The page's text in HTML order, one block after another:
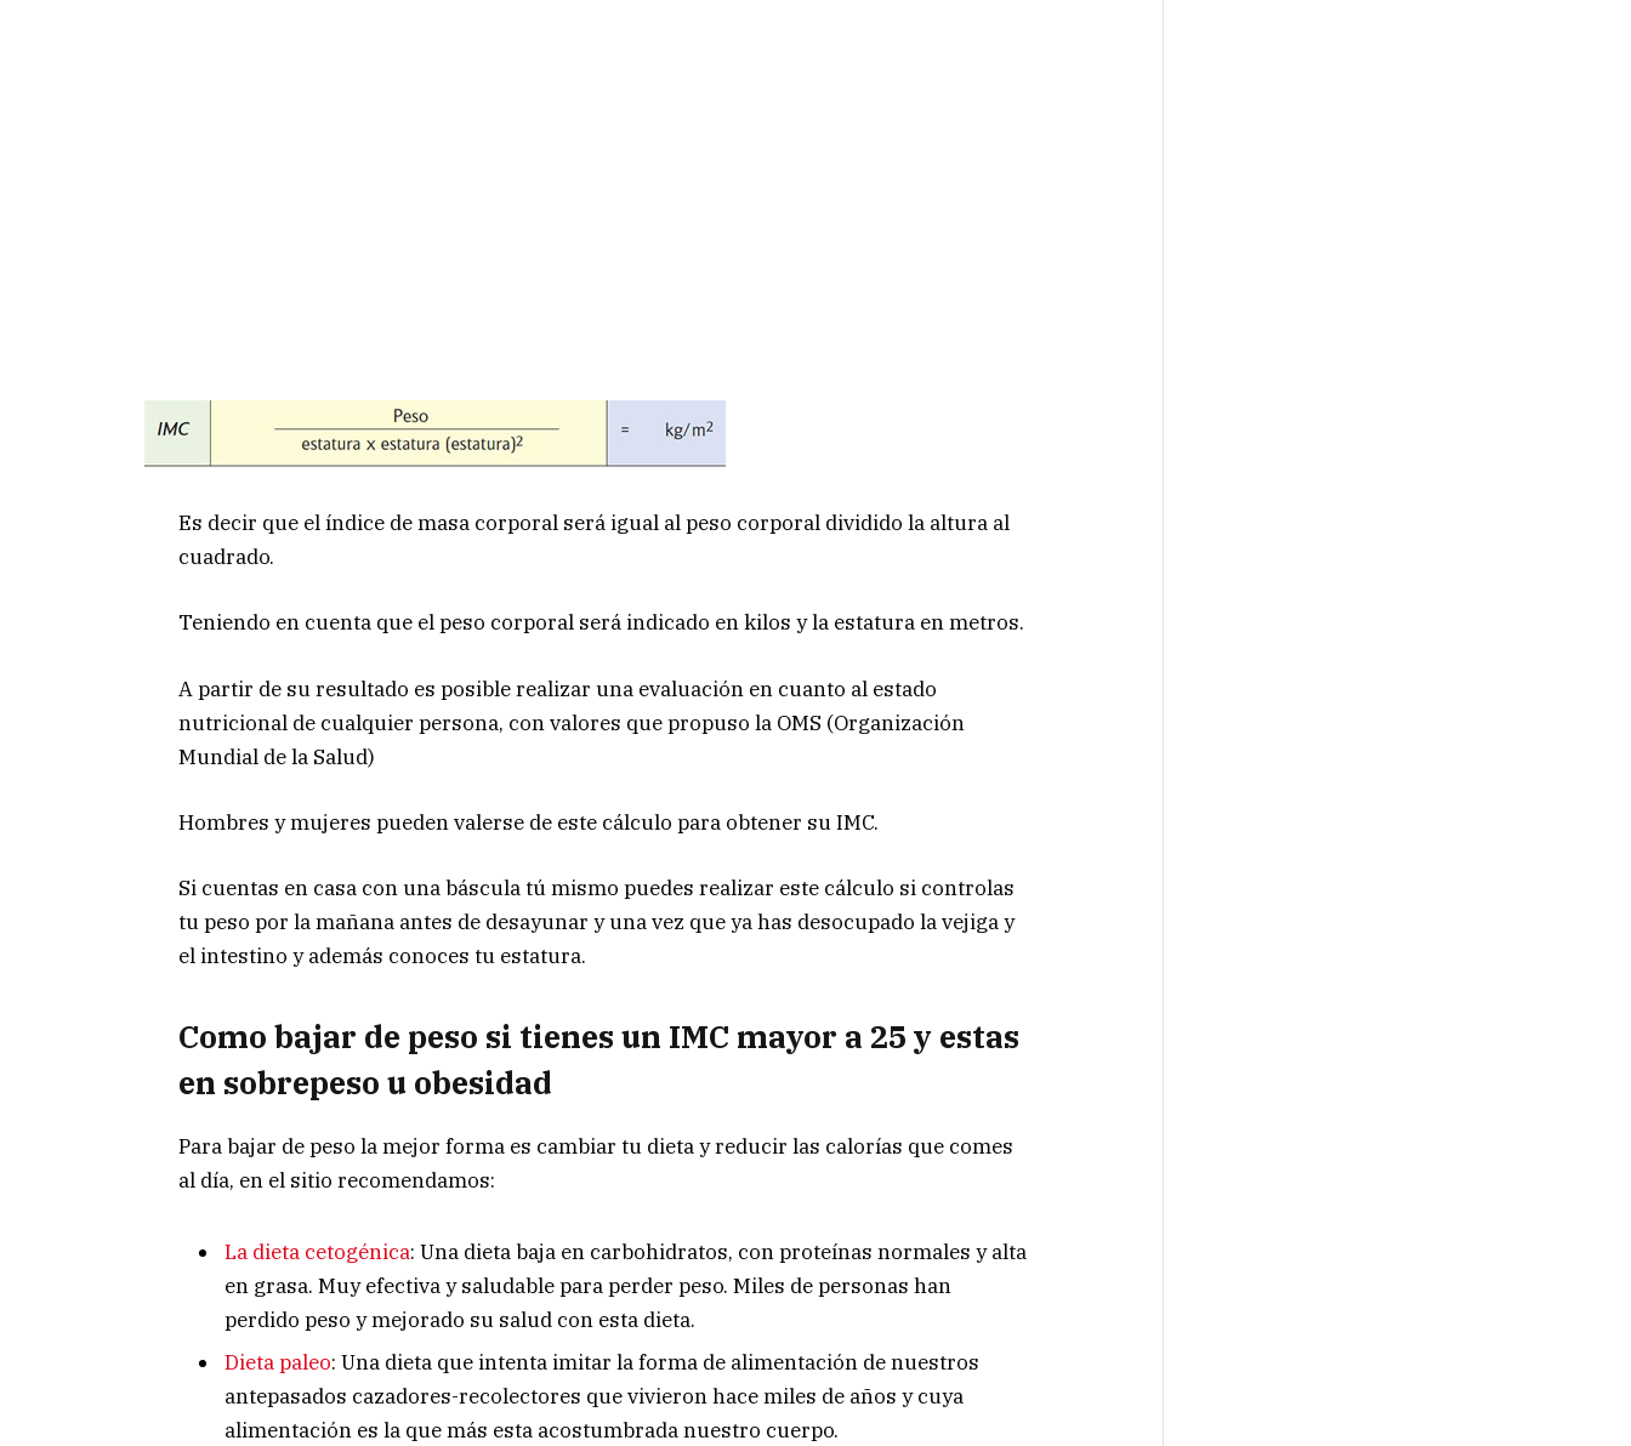
Es decir que el índice de masa corporal será igual al peso corporal dividido la altura al
cuadrado.
Teniendo en cuenta que el peso corporal será indicado en kilos y la estatura en metros.
A partir de su resultado es posible realizar una evaluación en cuanto al estado
nutricional de cualquier persona, con valores que propuso la OMS (Organización
Mundial de la Salud)
Hombres y mujeres pueden valerse de este cálculo para obtener su IMC.
Si cuentas en casa con una báscula tú mismo puedes realizar este cálculo si controlas
tu peso por la mañana antes de desayunar y una vez que ya has desocupado la vejiga y
el intestino y además conoces tu estatura.
Como bajar de peso si tienes un IMC mayor a 25 y estas
en sobrepeso u obesidad
Para bajar de peso la mejor forma es cambiar tu dieta y reducir las calorías que comes
al día, en el sitio recomendamos:
La dieta cetogénica: Una dieta baja en carbohidratos, con proteínas normales y alta
en grasa. Muy efectiva y saludable para perder peso. Miles de personas han
perdido peso y mejorado su salud con esta dieta.
Dieta paleo: Una dieta que intenta imitar la forma de alimentación de nuestros
antepasados cazadores-recolectores que vivieron hace miles de años y cuya
alimentación es la que más esta acostumbrada nuestro cuerpo.